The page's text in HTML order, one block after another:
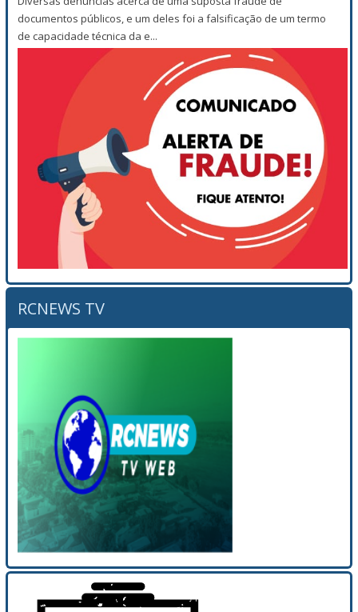
documentos públicos, e um deles foi a falsificação de um termo
de capacidade técnica da e...
RCNEWS TV